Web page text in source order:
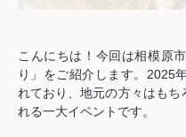
こんにちは！今回は相模原
り」をご紹介します。 2025
れており、地元の方々はも
れる一大イベントです。